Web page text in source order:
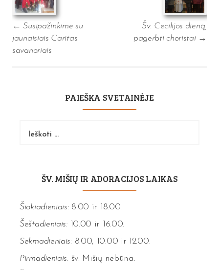
← Susipažinkime su
jaunaisiais Caritas
savanoriais
Šv. Cecilijos dieną,
pagerbti choristai →
PAIEŠKA SVETAINĖJE
ŠV. MIŠIŲ IR ADORACIJOS LAIKAS
Šiokiadieniais:8.00 ir 18.00.
Šeštadieniais:10.00 ir 16.00.
Sekmadieniais:8.00, 10.00 ir 12.00.
Pirmadieniais:šv. Mišių nebūna.